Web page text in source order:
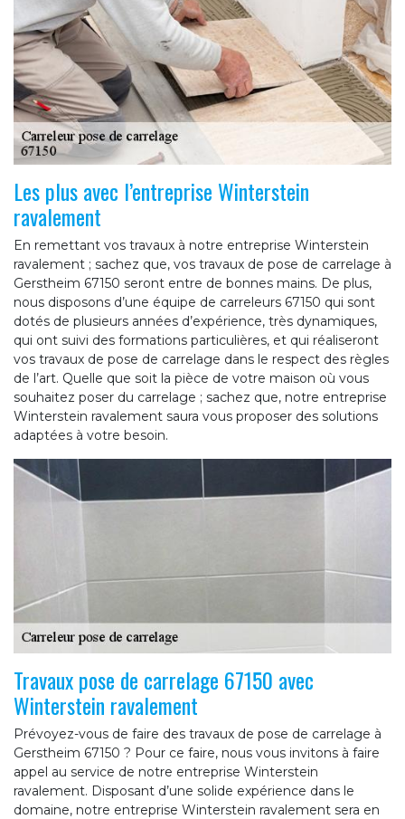
Les plus avec l’entreprise Winterstein
ravalement
En remettant vos travaux à notre entreprise Winterstein
ravalement ; sachez que, vos travaux de pose de carrelage à
Gerstheim 67150 seront entre de bonnes mains. De plus,
nous disposons d’une équipe de carreleurs 67150 qui sont
dotés de plusieurs années d’expérience, très dynamiques,
qui ont suivi des formations particulières, et qui réaliseront
vos travaux de pose de carrelage dans le respect des règles
de l’art. Quelle que soit la pièce de votre maison où vous
souhaitez poser du carrelage ; sachez que, notre entreprise
Winterstein ravalement saura vous proposer des solutions
adaptées à votre besoin.
Travaux pose de carrelage 67150 avec
Winterstein ravalement
Prévoyez-vous de faire des travaux de pose de carrelage à
Gerstheim 67150 ? Pour ce faire, nous vous invitons à faire
appel au service de notre entreprise Winterstein
ravalement. Disposant d’une solide expérience dans le
domaine, notre entreprise Winterstein ravalement sera en